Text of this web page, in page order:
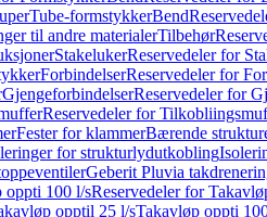
formstykkerBend
til andre materialerTilbehør
StakelukerReservedeler for
ForbindelserReservedeler for
GjengeforbindelserReservedeler for
Reservedeler for
Fester for klammerBærende
for strukturlydutkobling
Geberit Pluvia
oppti 100 l/sReservedeler for
opptil 25 l/sTakavløp oppti